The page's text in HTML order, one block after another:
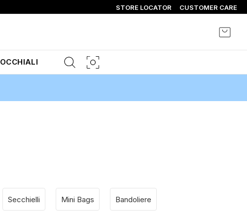
STORE LOCATOR CUSTOMER CARE
OCCHIALI
Secchielli Mini Bags Bandoliere